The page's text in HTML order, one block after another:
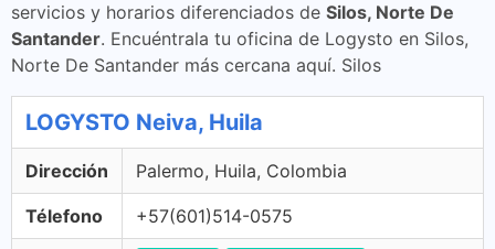
servicios y horarios diferenciados de Silos, Norte De
Santander. Encuéntrala tu oficina de Logysto en Silos,
Norte De Santander más cercana aquí. Silos
LOGYSTO Neiva, Huila
Dirección Palermo, Huila, Colombia
Télefono +57(601)514-0575